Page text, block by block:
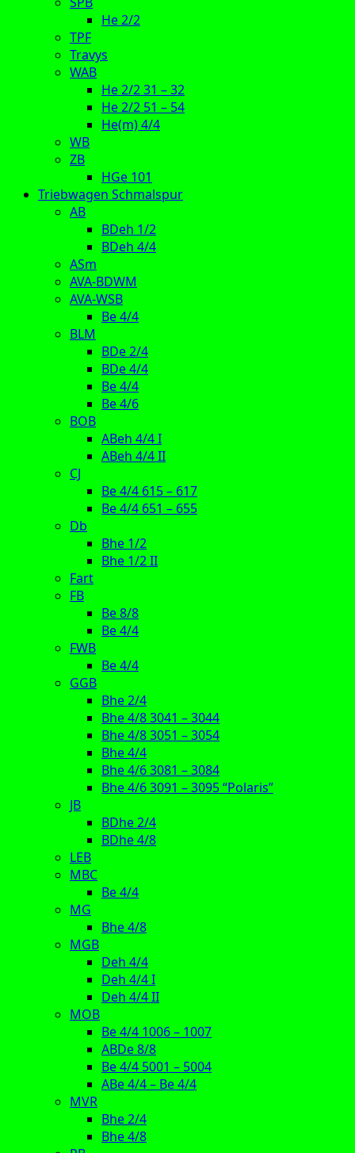
He 2/2
TPF
Travys
WAB
He 2/2 31 – 32
He 2/2 51 – 54
He(m) 4/4
WB
ZB
HGe 101
Triebwagen Schmalspur
AB
BDeh 1/2
BDeh 4/4
ASm
AVA-BDWM
AVA-WSB
Be 4/4
BLM
BDe 2/4
BDe 4/4
Be 4/4
Be 4/6
BOB
ABeh 4/4 I
ABeh 4/4 II
CJ
Be 4/4 615 – 617
Be 4/4 651 – 655
Db
Bhe 1/2
Bhe 1/2 II
Fart
FB
Be 8/8
Be 4/4
FWB
Be 4/4
GGB
Bhe 2/4
Bhe 4/8 3041 – 3044
Bhe 4/8 3051 – 3054
Bhe 4/4
Bhe 4/6 3081 – 3084
Bhe 4/6 3091 – 3095 “Polaris”
JB
BDhe 2/4
BDhe 4/8
LEB
MBC
Be 4/4
MG
Bhe 4/8
MGB
Deh 4/4
Deh 4/4 I
Deh 4/4 II
MOB
Be 4/4 1006 – 1007
ABDe 8/8
Be 4/4 5001 – 5004
ABe 4/4 – Be 4/4
MVR
Bhe 2/4
Bhe 4/8